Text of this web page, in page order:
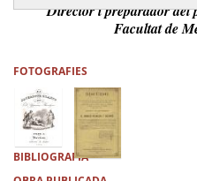
Director i preparador del
Facultat de
FOTOGRAFIES
BIBLIOGRAFIA